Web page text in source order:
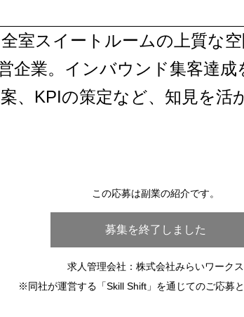
室スイートルームの上質な
企業。インバウンド集客達
、KPIの策定など、知見を活
この応募は副業の紹介です。
募集を終了しました
求人管理会社：株式会社みらいワークス
※同社が運営する「Skill Shift」を通じてのご応募と